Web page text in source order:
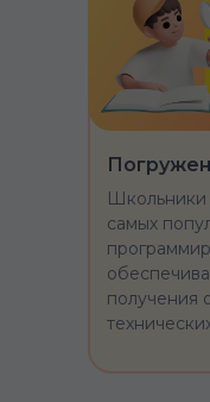
Школьники
самых
получения